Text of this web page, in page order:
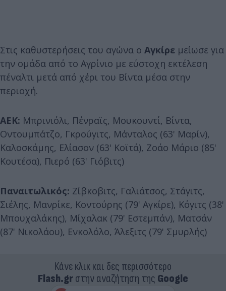
Στις καθυστερήσεις του αγώνα ο Αγκίρε μείωσε για
την ομάδα από το Αγρίνιο με εύστοχη εκτέλεση
πέναλτι μετά από χέρι του Βίντα μέσα στην
περιοχή.
ΑΕΚ: Μπρινιόλι, Πένραϊς, Μουκουντί, Βίντα,
Οντουμπάτζο, Γκρούγιτς, Μάνταλος (63' Μαρίν),
Καλοσκάμης, Ελίασον (63' Κοϊτά), Ζοάο Μάριο (85'
Κουτέσα), Πιερό (63' Γιόβιτς)
Παναιτωλικός: Ζίβκοβιτς, Γαλιάτσος, Στάγιτς,
Σιέλης, Μανρίκε, Κοντούρης (79' Αγκίρε), Κόγιτς (38'
Μπουχαλάκης), Μίχαλακ (79' Εστεμπάν), Ματσάν
(87' Νικολάου), Ενκολόλο, Άλεξιτς (79' Σμυρλής)
Κάνε κλικ και δες περισσότερο
Flash.grστην αναζήτηση της Google